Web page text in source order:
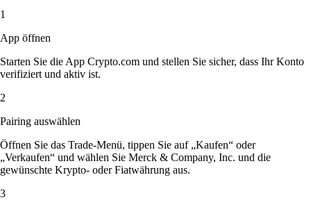
1
App öffnen
Starten Sie die App Crypto.com und stellen Sie sicher, dass Ihr Konto
verifiziert und aktiv ist.
2
Pairing auswählen
Öffnen Sie das Trade-Menü, tippen Sie auf „Kaufen“ oder
„Verkaufen“ und wählen Sie Merck & Company, Inc. und die
gewünschte Krypto- oder Fiatwährung aus.
3